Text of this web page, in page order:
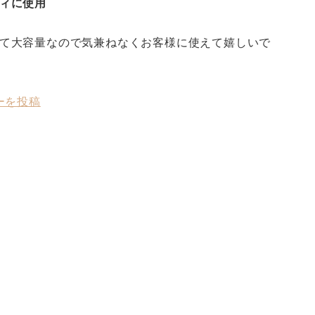
大容量なので気兼ねなくお客様に使えて嬉しいで
を投稿